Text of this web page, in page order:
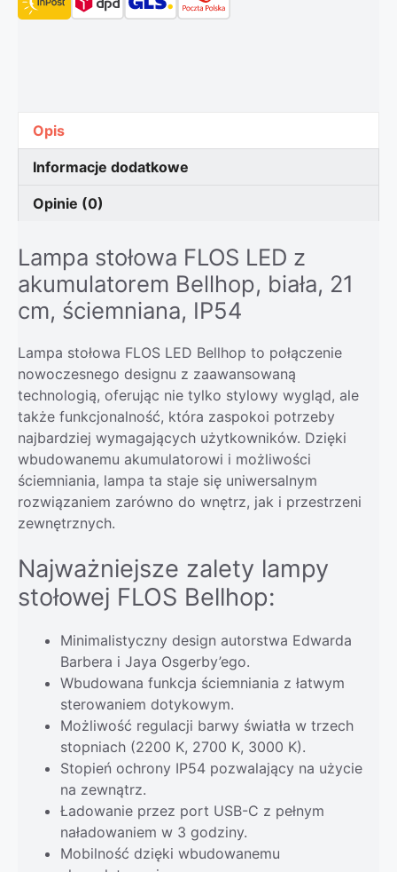
Opis
Informacje dodatkowe
Opinie (0)
Lampa stołowa FLOS LED z
akumulatorem Bellhop, biała, 21
cm, ściemniana, IP54
Lampa stołowa FLOS LED Bellhop to połączenie
nowoczesnego designu z zaawansowaną
technologią, oferując nie tylko stylowy wygląd, ale
także funkcjonalność, która zaspokoi potrzeby
najbardziej wymagających użytkowników. Dzięki
wbudowanemu akumulatorowi i możliwości
ściemniania, lampa ta staje się uniwersalnym
rozwiązaniem zarówno do wnętrz, jak i przestrzeni
zewnętrznych.
Najważniejsze zalety lampy
stołowej FLOS Bellhop:
Minimalistyczny design autorstwa Edwarda
Barbera i Jaya Osgerby’ego.
Wbudowana funkcja ściemniania z łatwym
sterowaniem dotykowym.
Możliwość regulacji barwy światła w trzech
stopniach (2200 K, 2700 K, 3000 K).
Stopień ochrony IP54 pozwalający na użycie
na zewnątrz.
Ładowanie przez port USB-C z pełnym
naładowaniem w 3 godziny.
Mobilność dzięki wbudowanemu